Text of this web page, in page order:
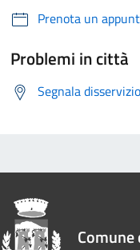
Prenota un
Problemi in città
Segnala disservizio